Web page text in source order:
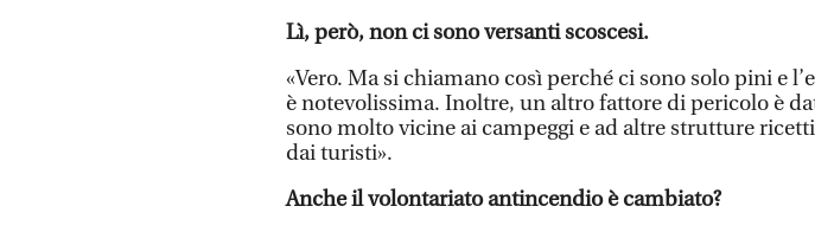
Lì, però, non ci sono versanti scoscesi.
«Vero. Ma si chiamano così perché ci sono solo pini e
è notevolissima. Inoltre, un altro fattore di pericolo è
sono molto vicine ai campeggi e ad altre strutture
dai turisti».
Anche il volontariato antincendio è cambiato?